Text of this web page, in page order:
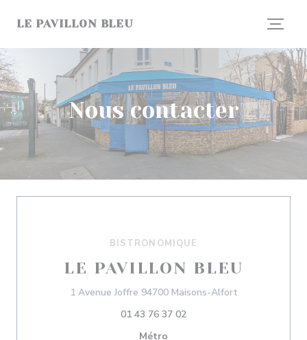
LE PAVILLON BLEU
Nous contacter
BISTRONOMIQUE
LE PAVILLON BLEU
1 Avenue Joffre 94700 Maisons-Alfort((ouvre une
01 43 76 37 02
Métro